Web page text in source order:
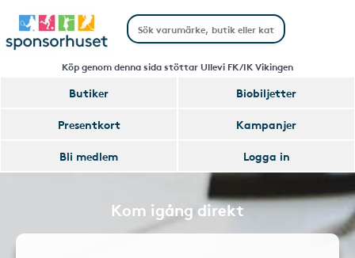
Köp genom denna sida stöttar Ullevi FK/IK Vikingen
Butiker
Biobiljetter
Presentkort
Kampanjer
Bli medlem
Logga in
Kom igång direkt